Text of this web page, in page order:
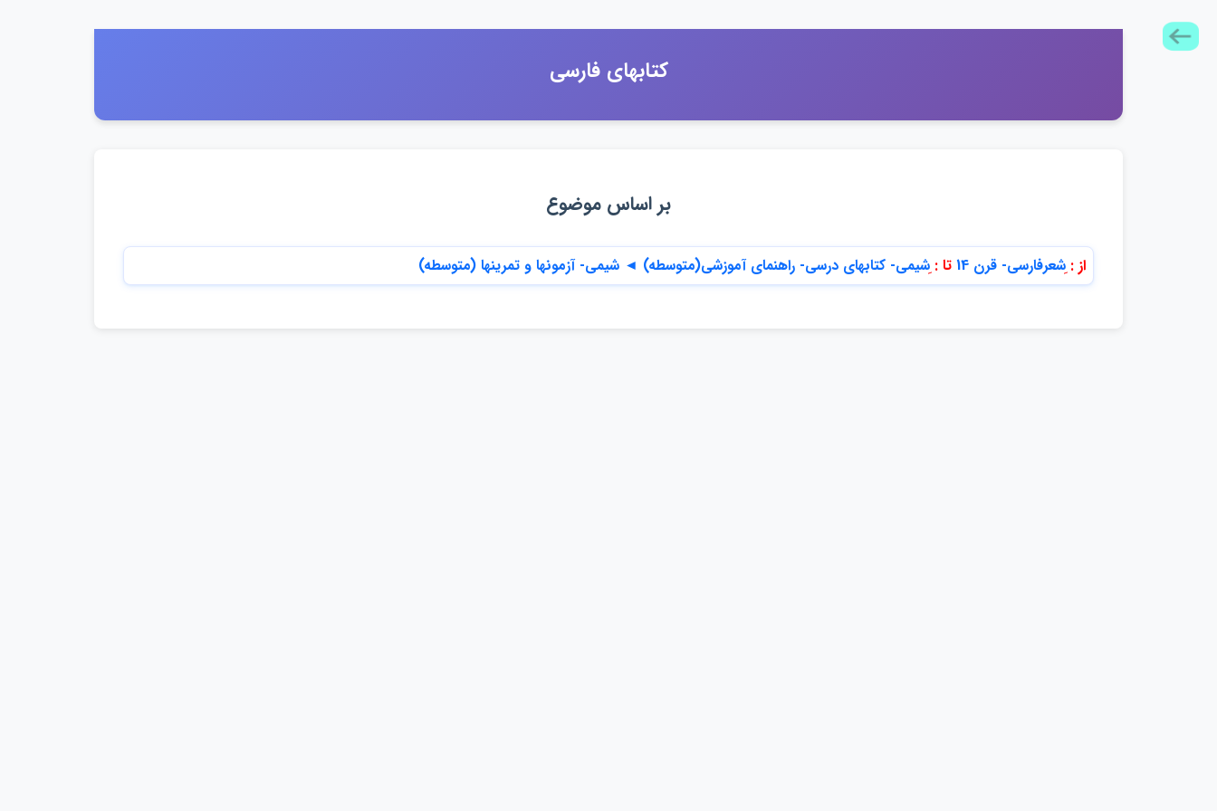
كتابهاي فارسي
بر اساس موضوع
از :ِشعرفارسي- قرن 14 تا :ِشيمي- كتابهاي درسي- راهنماي آموزشي(متوسطه) ◄ شيمي- آزمونها و تمرينها (متوسطه)